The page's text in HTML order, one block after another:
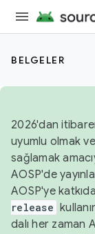
BELGELER
2026'dan
uyumlu olmak
sağlamak
AOSP'de
AOSP'ye
release
dalı her zaman